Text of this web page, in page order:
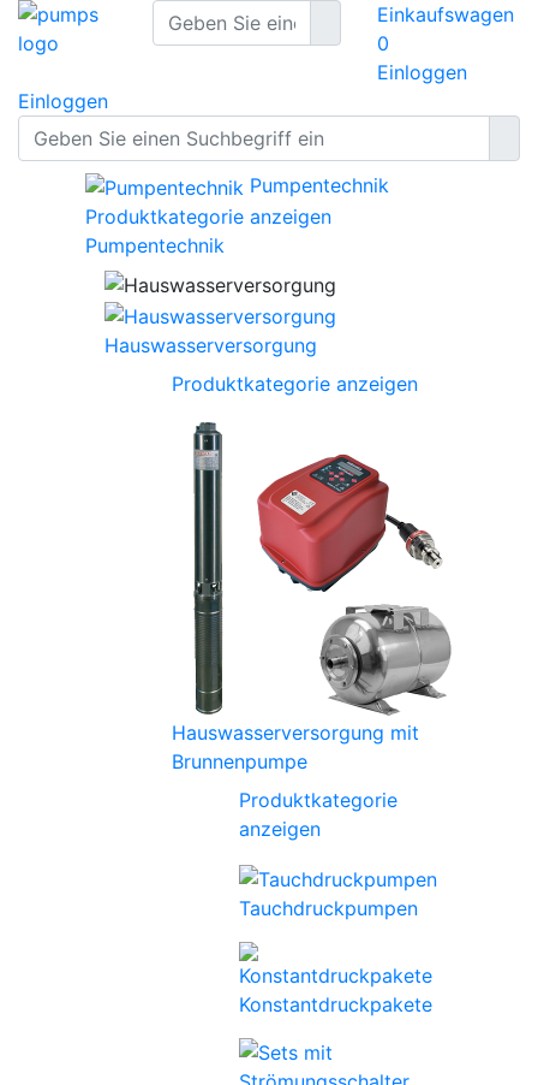
Einkaufswagen
0
Einloggen
Einloggen
Pumpentechnik
Produktkategorie anzeigen
Pumpentechnik
Hauswasserversorgung
Produktkategorie anzeigen
Hauswasserversorgung mit
Brunnenpumpe
Produktkategorie
anzeigen
Tauchdruckpumpen
Konstantdruckpakete